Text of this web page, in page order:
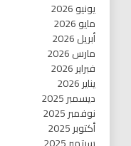
يونيو 2026
مايو 2026
أبريل 2026
مارس 2026
فبراير 2026
يناير 2026
ديسمبر 2025
نوفمبر 2025
أكتوبر 2025